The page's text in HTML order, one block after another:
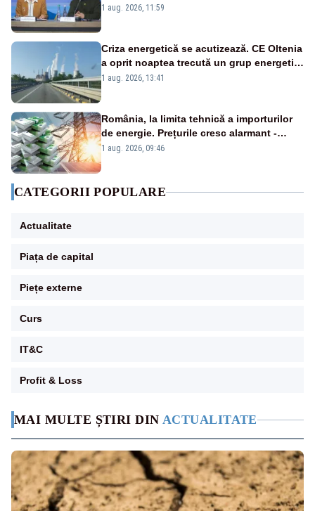
MAI MULTE ȘTIRI DIN ACTUALITATE
reacție privind ajutorul energetic promis
1 aug. 2026, 11:59
Criza energetică se acutizează. CE Oltenia
a oprit noaptea trecută un grup energetic
de la Rovinari
1 aug. 2026, 13:41
România, la limita tehnică a importurilor
de energie. Prețurile cresc alarmant -
Analiză Realitatea Plus
1 aug. 2026, 09:46
CATEGORII POPULARE
Actualitate
Piața de capital
Piețe externe
Curs
IT&C
Profit & Loss